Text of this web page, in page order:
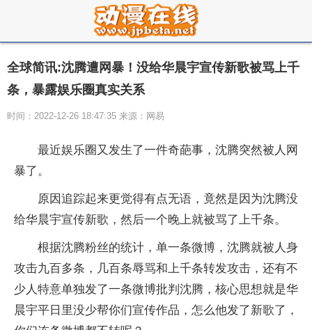
全球简讯:沈腾遭网暴！没给华晨宇宣传新歌被骂上千
条，暴露娱乐圈真实关系
时间：2022-12-26 18:47:35 来源：网易
最近娱乐圈又发生了一件奇葩事，沈腾突然被人网
暴了。
原因追踪起来更觉得有点无语，竟然是因为沈腾没
给华晨宇宣传新歌，然后一个晚上就被骂了上千条。
根据沈腾粉丝的统计，单一条微博，沈腾就被人身
攻击九百多条，几百条辱骂和上千条转发攻击，还有不
少人特意单独发了一条微博批判沈腾，核心思想就是华
晨宇平日里没少帮你们宣传作品，怎么他发了新歌了，